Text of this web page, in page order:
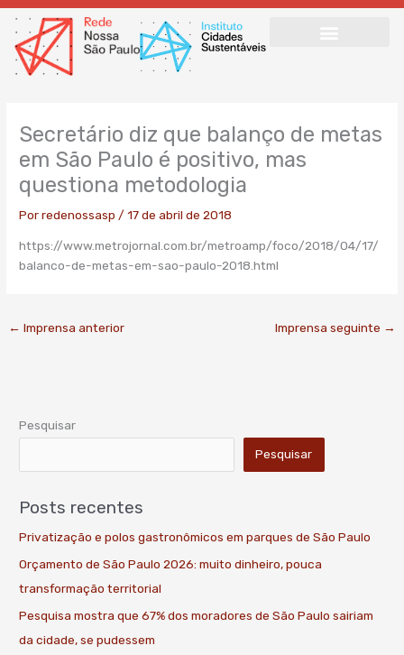
Ir
para
conteúdo
Secretário diz que balanço de metas
em São Paulo é positivo, mas
questiona metodologia
Porredenossasp /17 de abril de 2018
https://www.metrojornal.com.br/metroamp/foco/2018/04/17/
balanco-de-metas-em-sao-paulo-2018.html
← Imprensa anterior Imprensa seguinte →
Pesquisar
Pesquisar
Posts recentes
Privatização e polos gastronômicos em parques de São Paulo
Orçamento de São Paulo 2026: muito dinheiro, pouca
transformação territorial
Pesquisa mostra que 67% dos moradores de São Paulo sairiam
da cidade, se pudessem